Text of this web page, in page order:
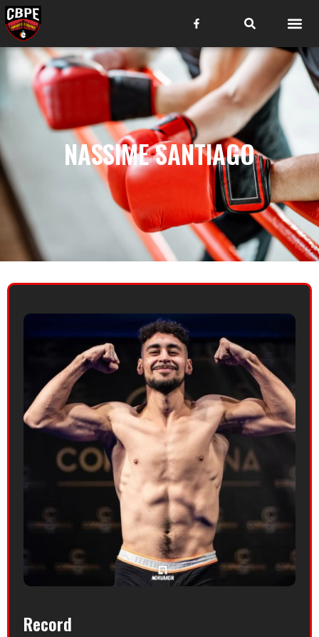
NASSIME SANTIAGO
Record